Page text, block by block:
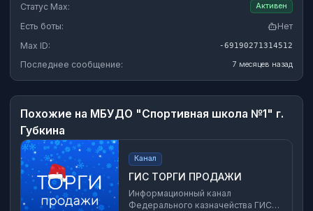
Статус Max: Активен
Есть боты:
Нет
Max ID:
-69190271314512
Последнее сообщение: 7 месяцев назад
Похожие на МБУДО "Спортивная школа №1" г.
Губкина
Канал
ГИС ТОРГИ ПРОДАЖИ
Информационный канал
Федерального казначейства ГИС